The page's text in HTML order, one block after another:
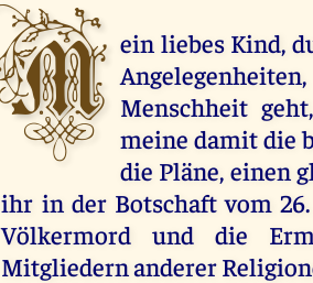
M ein liebes Kind,
Menschheit
meine damit die
die Pläne, einen
ihr in der Botschaft vom
Völkermord und die
Mitgliedern anderer